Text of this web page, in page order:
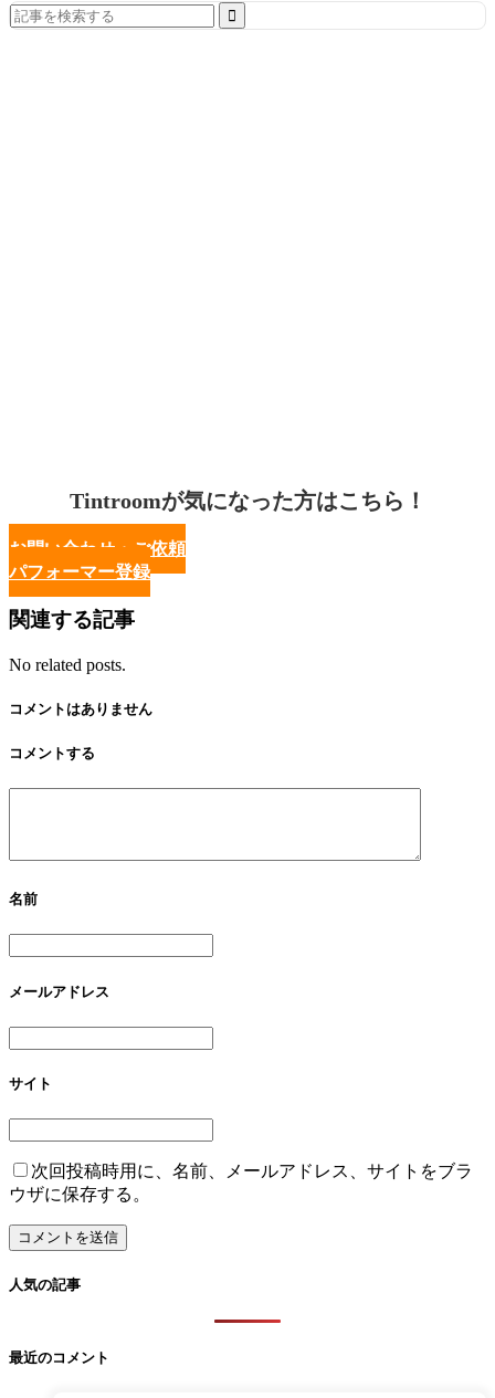
Search
for:
Tintroomが気になった方はこちら！
お問い合わせ・ご依頼
パフォーマー登録
関連する記事
No related posts.
コメントはありません
コメントする
名前
メールアドレス
サイト
次回投稿時用に、名前、メールアドレス、サイトをブラ
ウザに保存する。
人気の記事
最近のコメント